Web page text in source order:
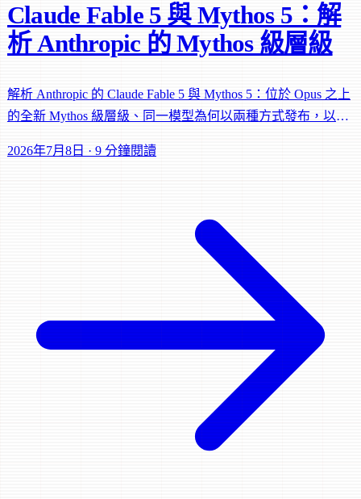
Claude Fable 5 與 Mythos 5：解
析 Anthropic 的 Mythos 級層級
解析 Anthropic 的 Claude Fable 5 與 Mythos 5：位於 Opus 之上
的全新 Mythos 級層級、同一模型為何以兩種方式發布，以及
2026年7月8日 · 9 分鐘閱讀